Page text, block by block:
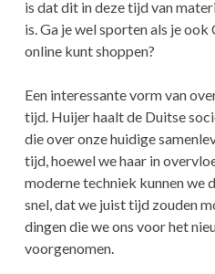
is dat dit in deze tijd van
is. Ga je wel sporten als je
online kunt shoppen?
Een interessante vorm van
tijd. Huijer haalt de Duitse
die over onze huidige
tijd, hoewel we haar in
moderne techniek kunnen we
snel, dat we juist tijd zouden
dingen die we ons voor het
voorgenomen.